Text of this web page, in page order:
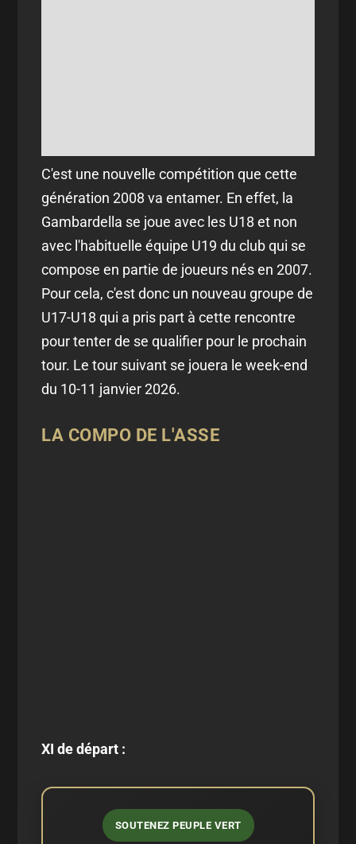
C'est une nouvelle compétition que cette
génération 2008 va entamer. En effet, la
Gambardella se joue avec les U18 et non
avec l'habituelle équipe U19 du club qui se
compose en partie de joueurs nés en 2007.
Pour cela, c'est donc un nouveau groupe de
U17-U18 qui a pris part à cette rencontre
pour tenter de se qualifier pour le prochain
tour. Le tour suivant se jouera le week-end
du 10-11 janvier 2026.
LA COMPO DE L'ASSE
XI de départ :
SOUTENEZ PEUPLE VERT